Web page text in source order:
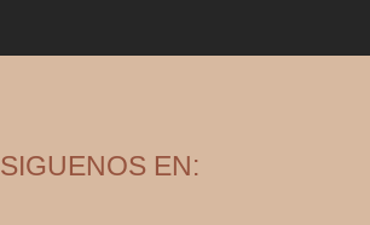
SIGUENOS EN: